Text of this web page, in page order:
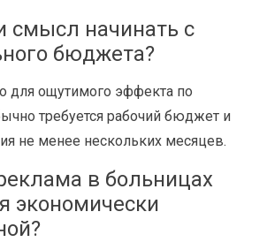
смысл начинать с
бюджета?
для ощутимого эффекта по
требуется рабочий бюджет и
не менее нескольких месяцев.
в больницах
экономически